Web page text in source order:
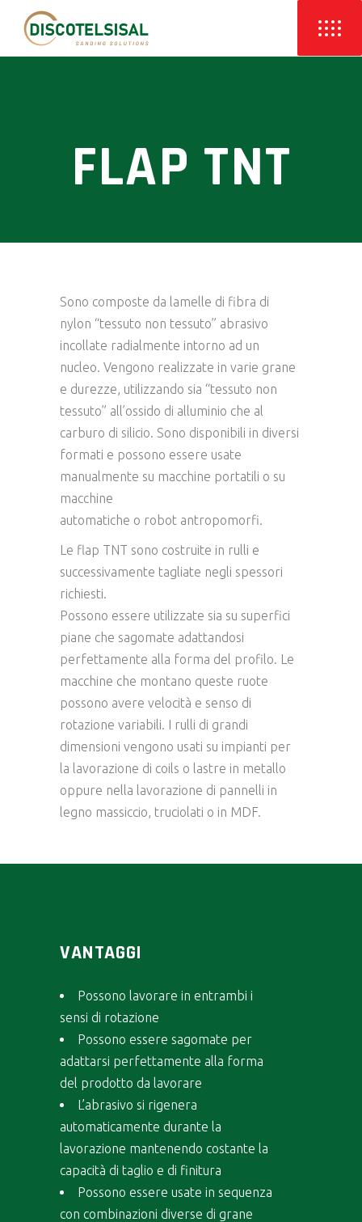
FLAP TNT
Sono composte da lamelle di fibra di
nylon “tessuto non tessuto” abrasivo
incollate radialmente intorno ad un
nucleo. Vengono realizzate in varie grane
e durezze, utilizzando sia “tessuto non
tessuto” all’ossido di alluminio che al
carburo di silicio. Sono disponibili in diversi
formati e possono essere usate
manualmente su macchine portatili o su
macchine
automatiche o robot antropomorfi.
Le flap TNT sono costruite in rulli e
successivamente tagliate negli spessori
richiesti.
Possono essere utilizzate sia su superfici
piane che sagomate adattandosi
perfettamente alla forma del profilo. Le
macchine che montano queste ruote
possono avere velocità e senso di
rotazione variabili. I rulli di grandi
dimensioni vengono usati su impianti per
la lavorazione di coils o lastre in metallo
oppure nella lavorazione di pannelli in
legno massiccio, truciolati o in MDF.
VANTAGGI
Possono lavorare in entrambi i
sensi di rotazione
Possono essere sagomate per
adattarsi perfettamente alla forma
del prodotto da lavorare
L’abrasivo si rigenera
automaticamente durante la
lavorazione mantenendo costante la
capacità di taglio e di finitura
Possono essere usate in sequenza
con combinazioni diverse di grane